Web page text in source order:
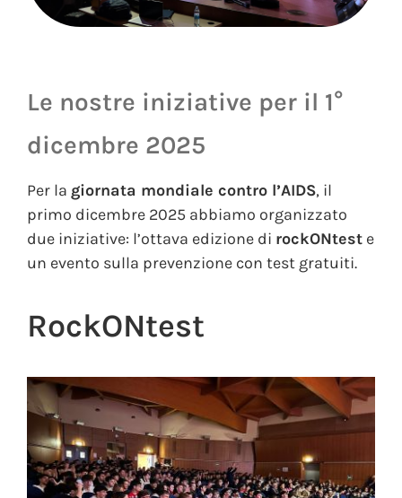
Le nostre iniziative per il 1°
dicembre 2025
Per la giornata mondiale contro l’AIDS, il
primo dicembre 2025 abbiamo organizzato
due iniziative: l’ottava edizione di rockONteste
un evento sulla prevenzione con test gratuiti.
RockONtest